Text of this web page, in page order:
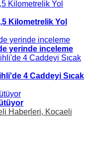
Kilometrelik Yol
yerinde inceleme
4 Caddeyi Sıcak